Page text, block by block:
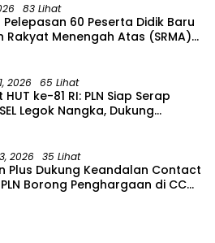
83 Lihat
Pelepasan 60 Peserta Didik Baru
Rakyat Menengah Atas (SRMA)
2026 65 Lihat
ke-81 RI: PLN Siap Serap
Legok Nangka, Dukung
2026 35 Lihat
Plus Dukung Keandalan Contact
Borong Penghargaan di CCW